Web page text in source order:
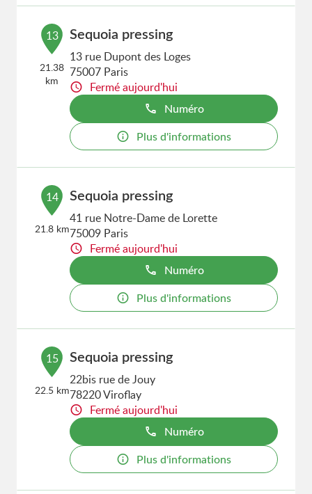
13
21.38
km
Sequoia pressing
13 rue Dupont des Loges
75007 Paris
Fermé aujourd'hui
Numéro
Plus d'informations
14
21.8 km
Sequoia pressing
41 rue Notre-Dame de Lorette
75009 Paris
Fermé aujourd'hui
Numéro
Plus d'informations
15
22.5 km
Sequoia pressing
22bis rue de Jouy
78220 Viroflay
Fermé aujourd'hui
Numéro
Plus d'informations